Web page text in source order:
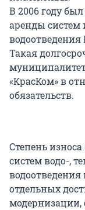
В 2006 году
аренды систем
водоотведения
Такая
«КрасКом» в
обязательств.
Степень
систем водо-,
отдельных
модернизации,